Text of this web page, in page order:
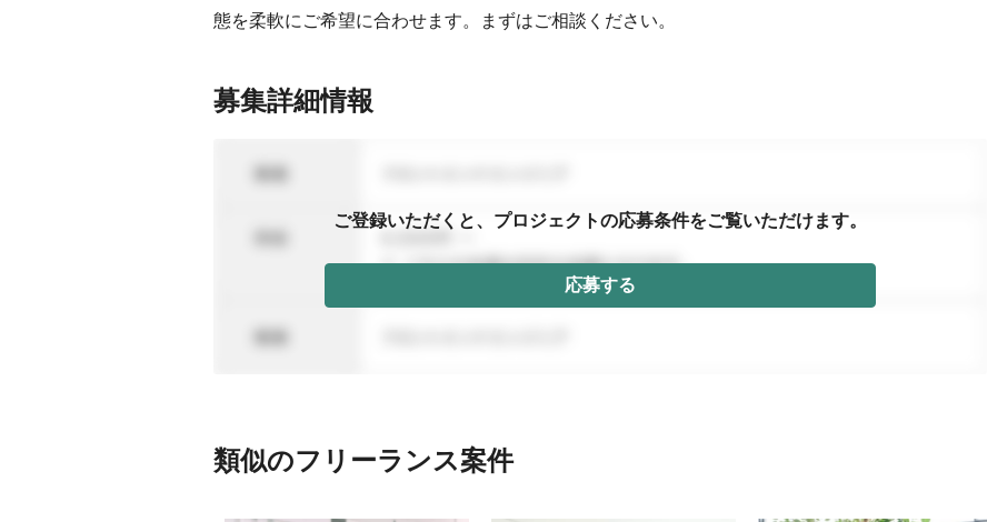
態を柔軟にご希望に合わせます。まずはご相談ください。
募集詳細情報
ご登録いただくと、プロジェクトの応募条件をご覧いただけます。
応募する
類似のフリーランス案件